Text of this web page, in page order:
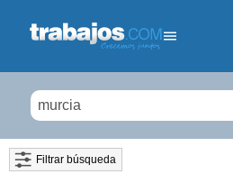
Filtrar búsqueda